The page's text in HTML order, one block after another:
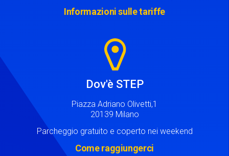
Informazioni sulle tariffe
Dov'è STEP
Piazza Adriano Olivetti,1
20139 Milano
Parcheggio gratuito e coperto nei weekend
Come raggiungerci